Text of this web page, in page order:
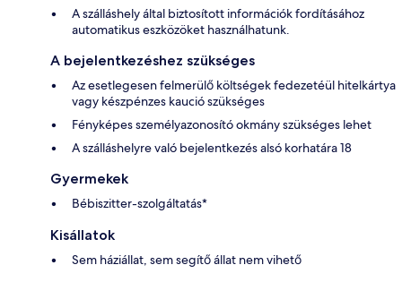
A szálláshely által biztosított információk fordításához
automatikus eszközöket használhatunk.
A bejelentkezéshez szükséges
Az esetlegesen felmerülő költségek fedezetéül hitelkártya
vagy készpénzes kaució szükséges
Fényképes személyazonosító okmány szükséges lehet
A szálláshelyre való bejelentkezés alsó korhatára 18
Gyermekek
Bébiszitter-szolgáltatás*
Kisállatok
Sem háziállat, sem segítő állat nem vihető